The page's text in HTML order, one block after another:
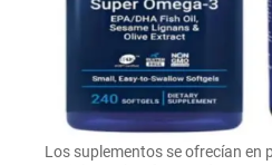
Los suplementos se ofrecían en